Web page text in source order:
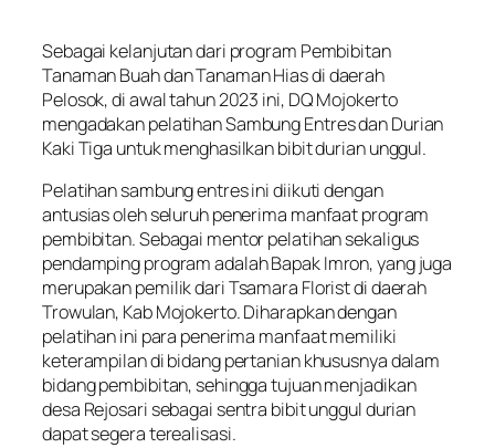
Sebagai kelanjutan dari program Pembibitan
Tanaman Buah dan Tanaman Hias di daerah
Pelosok, di awal tahun 2023 ini, DQ Mojokerto
mengadakan pelatihan Sambung Entres dan Durian
Kaki Tiga untuk menghasilkan bibit durian unggul.
Pelatihan sambung entres ini diikuti dengan
antusias oleh seluruh penerima manfaat program
pembibitan. Sebagai mentor pelatihan sekaligus
pendamping program adalah Bapak Imron, yang juga
merupakan pemilik dari Tsamara Florist di daerah
Trowulan, Kab Mojokerto. Diharapkan dengan
pelatihan ini para penerima manfaat memiliki
keterampilan di bidang pertanian khususnya dalam
bidang pembibitan, sehingga tujuan menjadikan
desa Rejosari sebagai sentra bibit unggul durian
dapat segera terealisasi.